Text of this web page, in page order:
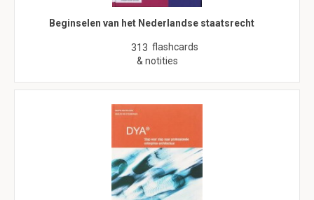
Beginselen van het Nederlandse staatsrecht
313 flashcards
& notities